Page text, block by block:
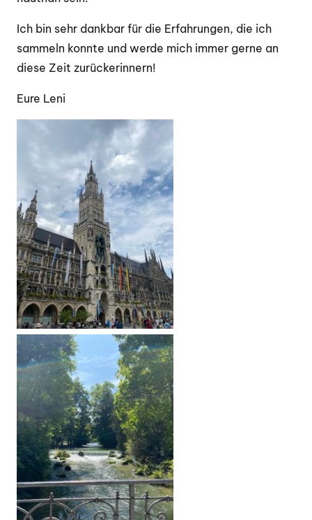
Ich bin sehr dankbar für die Erfahrungen, die ich
sammeln konnte und werde mich immer gerne an
diese Zeit zurückerinnern!
Eure Leni